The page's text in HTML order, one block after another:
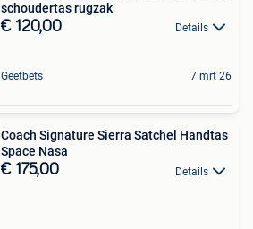
schoudertas rugzak
€ 120,00 Details
Geetbets 7 mrt 26
Coach Signature Sierra Satchel Handtas
Space Nasa
€ 175,00 Details